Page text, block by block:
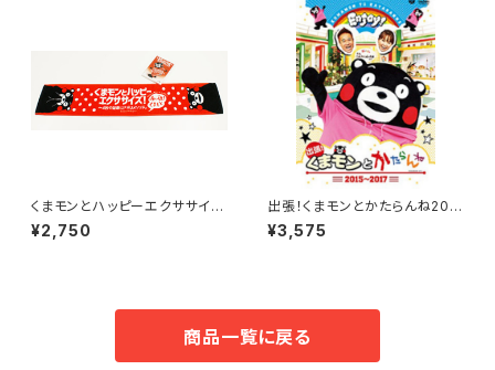
くまモンとハッピーエクササイ
ズ！～4秒で健康に！ 「4Uメソッ
ド」エクササイズセット(タオル付)
¥2,750
出張！くまモンとかたらんね201
5～2017
¥3,575
商品一覧に戻る